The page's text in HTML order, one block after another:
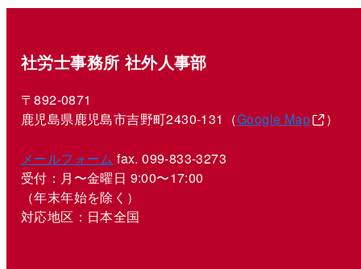
社労士事務所 社外人事部
〒892-0871
鹿児島県鹿児島市吉野町2430-131（Google Map ）
メールフォーム fax. 099-833-3273
受付：月〜金曜日 9:00〜17:00
（年末年始を除く）
対応地区：日本全国